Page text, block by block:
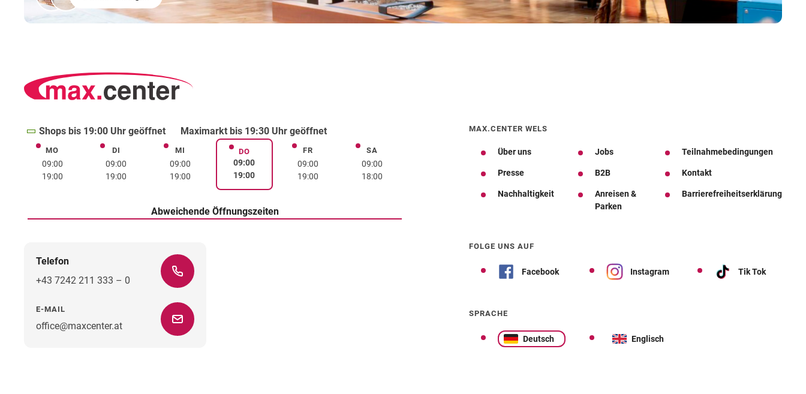
Shops bis 19:00 Uhr geöffnet Maximarkt bis 19:30 Uhr geöffnet
MOMontag
09:00
19:00
DIDienstag
09:00
19:00
MIMittwoch
09:00
19:00
DODonnerstag
09:00
19:00
FRFreitag
09:00
19:00
SASamstag
09:00
18:00
Abweichende Öffnungszeiten
Telefon
+43 7242 211 333 – 0
E-MAIL
office@maxcenter.at
MAX.CENTER WELS
Über uns Jobs Teilnahmebedingungen
Presse B2B Kontakt
Nachhaltigkeit
Anreisen &
Parken
Barrierefreiheitserklärung
FOLGE UNS AUF
Facebook Instagram Tik Tok
SPRACHE
Deutsch Englisch